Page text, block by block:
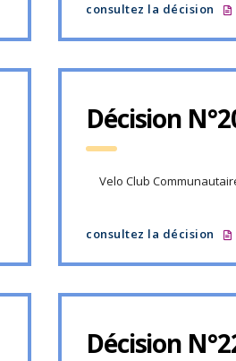
consultez la décision
Décision
Velo Club
consultez la décision
Décision